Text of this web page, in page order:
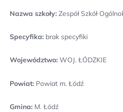
Nazwa szkoły: Zespół Szkół
Specyfika: brak specyfiki
Województwo: WOJ. ŁÓDZKIE
Powiat: Powiat m. Łódź
Gmina: M. Łódź